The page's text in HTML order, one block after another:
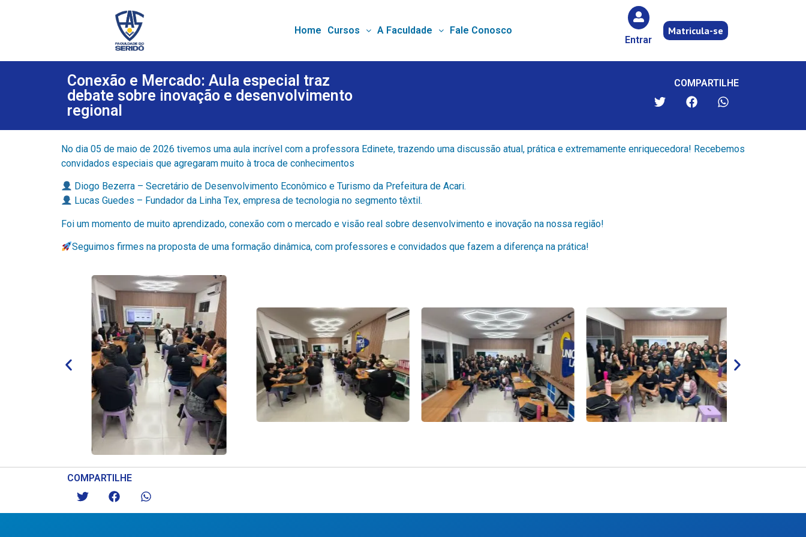
Home Cursos A Faculdade
Fale Conosco
Entrar
Matricula-se
Conexão e Mercado: Aula especial traz
debate sobre inovação e desenvolvimento
regional
COMPARTILHE
No dia 05 de maio de 2026 tivemos uma aula incrível com a professora Edinete, trazendo uma discussão atual, prática e extremamente enriquecedora! Recebemos
convidados especiais que agregaram muito à troca de conhecimentos
Diogo Bezerra – Secretário de Desenvolvimento Econômico e Turismo da Prefeitura de Acari.
Lucas Guedes – Fundador da Linha Tex, empresa de tecnologia no segmento têxtil.
Foi um momento de muito aprendizado, conexão com o mercado e visão real sobre desenvolvimento e inovação na nossa região!
Seguimos firmes na proposta de uma formação dinâmica, com professores e convidados que fazem a diferença na prática!
COMPARTILHE